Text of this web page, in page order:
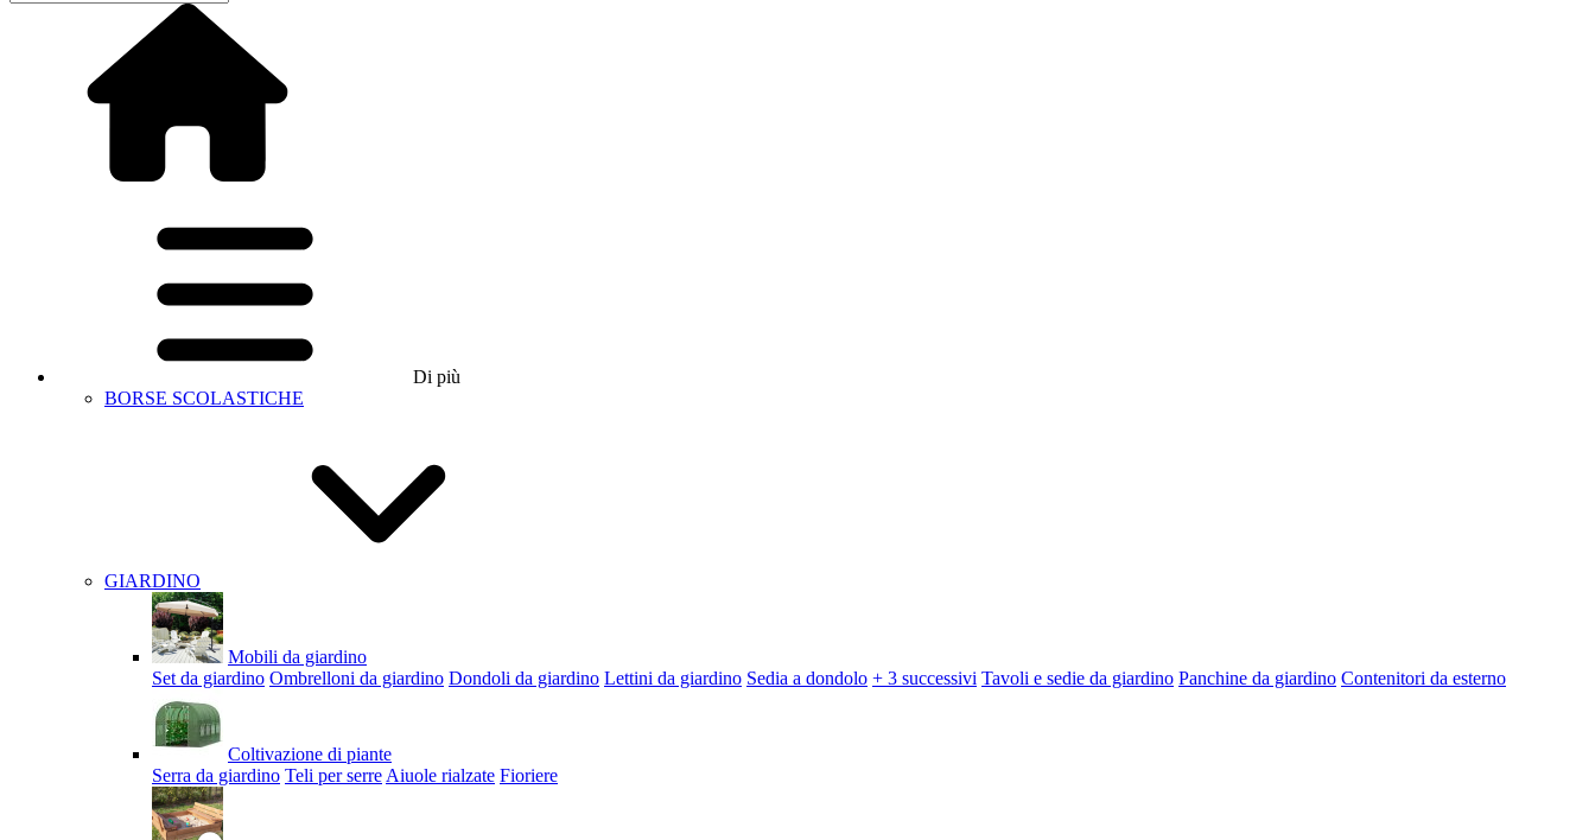
Di più
BORSE SCOLASTICHE
GIARDINO
Mobili da giardino
Set da giardino Ombrelloni da giardino Dondoli da giardino Lettini da giardino Sedia a dondolo + 3 successivi Tavoli e sedie da giardino Panchine da giardino Contenitori da esterno
Coltivazione di piante
Serra da giardino Teli per serre Aiuole rialzate Fioriere